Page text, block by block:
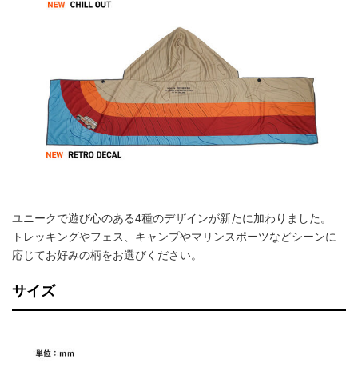
ユニークで遊び心のある4種のデザインが新たに加わりました。
トレッキングやフェス、キャンプやマリンスポーツなどシーンに
応じてお好みの柄をお選びください。
サイズ